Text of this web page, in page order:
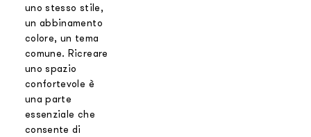
uno stesso stile,
un abbinamento
colore, un tema
comune. Ricreare
uno spazio
confortevole è
una parte
essenziale che
consente di